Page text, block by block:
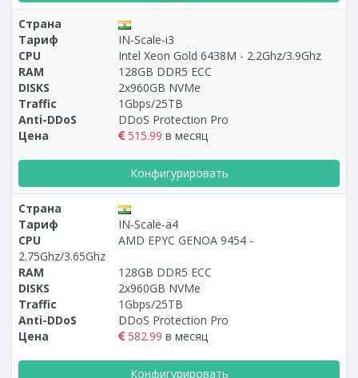
Страна
Тариф
IN-Scale-i3
CPU
Intel Xeon Gold 6438M - 2.2Ghz/3.9Ghz
RAM
128GB DDR5 ECC
DISKS
2x960GB NVMe
Traffic
1Gbps/25TB
Anti-DDoS
DDoS Protection Pro
Цена
515.99 в месяц
Конфигурировать
Страна
Тариф
IN-Scale-a4
CPU
AMD EPYC GENOA 9454 -
2.75Ghz/3.65Ghz
RAM
128GB DDR5 ECC
DISKS
2x960GB NVMe
Traffic
1Gbps/25TB
Anti-DDoS
DDoS Protection Pro
Цена
582.99 в месяц
Конфигурировать